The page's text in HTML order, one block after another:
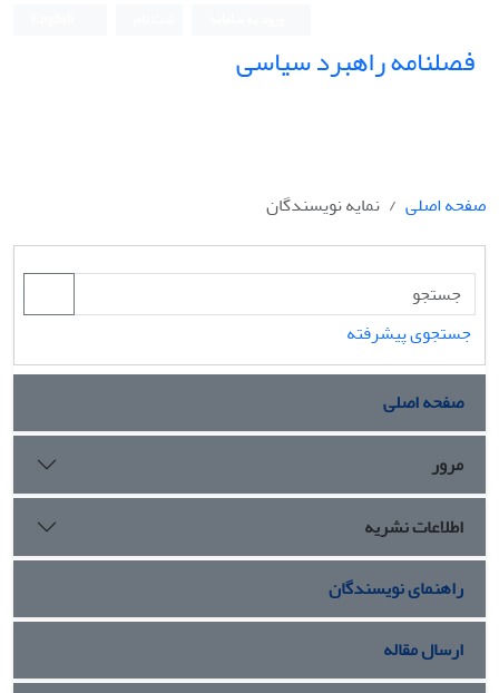
فصلنامه راهبرد سیاسی
صفحه اصلی نمایه نویسندگان
جستجوی پیشرفته
صفحه اصلی
مرور
اطلاعات نشریه
راهنمای نویسندگان
ارسال مقاله